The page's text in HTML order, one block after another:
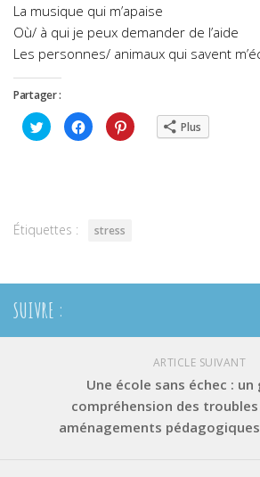
La musique qui m’apaise
Où/ à qui je peux demander de l’aide
Les personnes/ animaux qui savent
Partager :
Cliquez
pour
partager
Cliquez
pour
partager
Cliquez
pour Plus
Étiquettes : stress
SUIVRE :
ARTICLE SUIVANT
Une école sans échec : un
compréhension des
aménagements